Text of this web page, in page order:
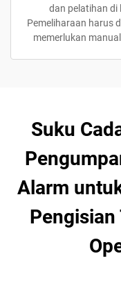
dan pelatihan di
Pemeliharaan harus
memerlukan
Suku
Alarm